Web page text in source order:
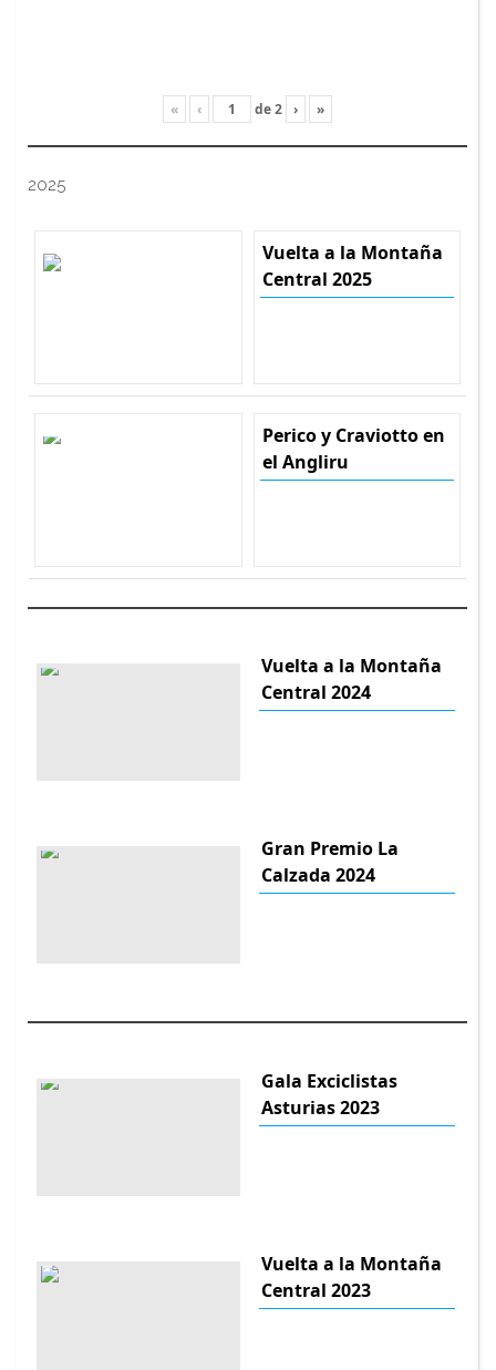
« ‹ de2 › »
2025
Vuelta a la Montaña
Central 2025
Perico y Craviotto en
el Angliru
Vuelta a la Montaña
Central 2024
Gran Premio La
Calzada 2024
Gala Exciclistas
Asturias 2023
Vuelta a la Montaña
Central 2023